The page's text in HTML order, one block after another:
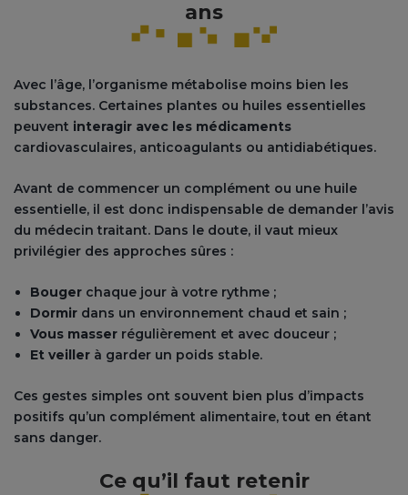
ans
Avec l’âge, l’organisme métabolise moins bien les
substances. Certaines plantes ou huiles essentielles
peuvent interagir avec les médicaments
cardiovasculaires, anticoagulants ou antidiabétiques.
Avant de commencer un complément ou une huile
essentielle, il est donc indispensable de demander l’avis
du médecin traitant. Dans le doute, il vaut mieux
privilégier des approches sûres :
Bouger chaque jour à votre rythme ;
Dormir dans un environnement chaud et sain ;
Vous masser régulièrement et avec douceur ;
Et veiller à garder un poids stable.
Ces gestes simples ont souvent bien plus d’impacts
positifs qu’un complément alimentaire, tout en étant
sans danger.
Ce qu’il faut retenir